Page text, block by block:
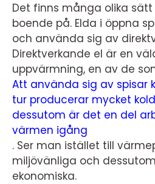
Det finns många olika
boende på. Elda i öppna
och använda sig av
Direktverkande el är en
uppvärmning, en av de
Att använda sig av spisar
tur producerar mycket
dessutom är det en del
värmen igång
. Ser man istället till
miljövänliga och
ekonomiska.